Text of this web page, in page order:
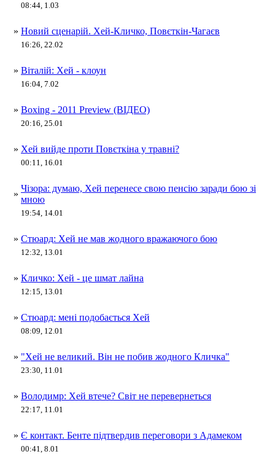
08:44, 1.03
» Новий сценарій. Хей-Кличко, Повєткін-Чагаєв
16:26, 22.02
» Віталій: Хей - клоун
16:04, 7.02
» Boxing - 2011 Preview (ВІДЕО)
20:16, 25.01
» Хей вийде проти Повєткіна у травні?
00:11, 16.01
»
Чізора: думаю, Хей перенесе свою пенсію заради бою зі
мною
19:54, 14.01
» Стюард: Хей не мав жодного вражаючого бою
12:32, 13.01
» Кличко: Хей - це шмат лайна
12:15, 13.01
» Стюард: мені подобається Хей
08:09, 12.01
» "Хей не великий. Він не побив жодного Кличка"
23:30, 11.01
» Володимр: Хей втече? Світ не перевернеться
22:17, 11.01
» Є контакт. Бенте підтвердив переговори з Адамеком
00:41, 8.01